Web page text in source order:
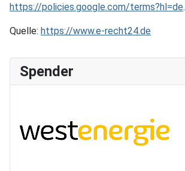
https://policies.google.com/terms?hl=de.
Quelle: https://www.e-recht24.de
Spender